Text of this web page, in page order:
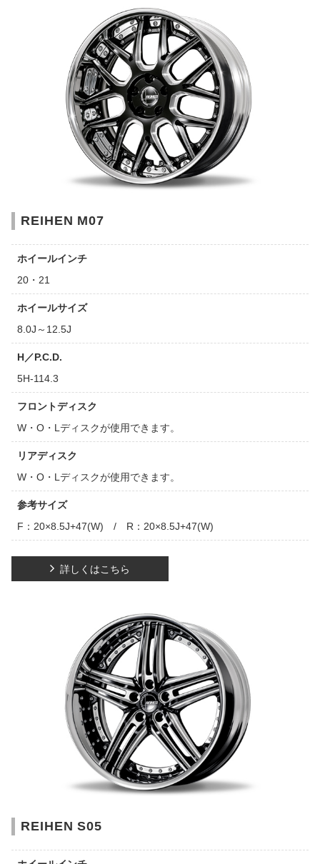
REIHEN M07
ホイールインチ
20・21
ホイールサイズ
8.0J～12.5J
H／P.C.D.
5H-114.3
フロントディスク
W・O・Lディスクが使用できます。
リアディスク
W・O・Lディスクが使用できます。
参考サイズ
F：20×8.5J+47(W) / R：20×8.5J+47(W)
詳しくはこちら
REIHEN S05